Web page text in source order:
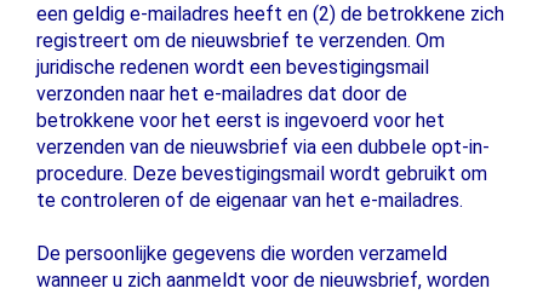
een geldig e-mailadres heeft en (2) de betrokkene zich
registreert om de nieuwsbrief te verzenden. Om
juridische redenen wordt een bevestigingsmail
verzonden naar het e-mailadres dat door de
betrokkene voor het eerst is ingevoerd voor het
verzenden van de nieuwsbrief via een dubbele opt-in-
procedure. Deze bevestigingsmail wordt gebruikt om
te controleren of de eigenaar van het e-mailadres.
De persoonlijke gegevens die worden verzameld
wanneer u zich aanmeldt voor de nieuwsbrief, worden